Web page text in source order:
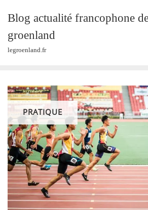
content
Blog actualité francophone
groenland
legroenland.fr
PRATIQUE